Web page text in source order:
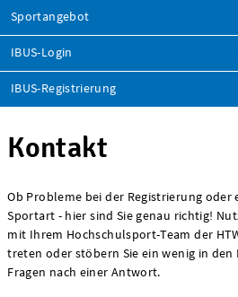
Sportangebot
IBUS-Login
IBUS-Registrierung
Kontakt
Ob Probleme bei der Registrierung oder
Sportart - hier sind Sie genau richtig!
mit Ihrem Hochschulsport-Team der
treten oder stöbern Sie ein wenig in den
Fragen nach einer Antwort.